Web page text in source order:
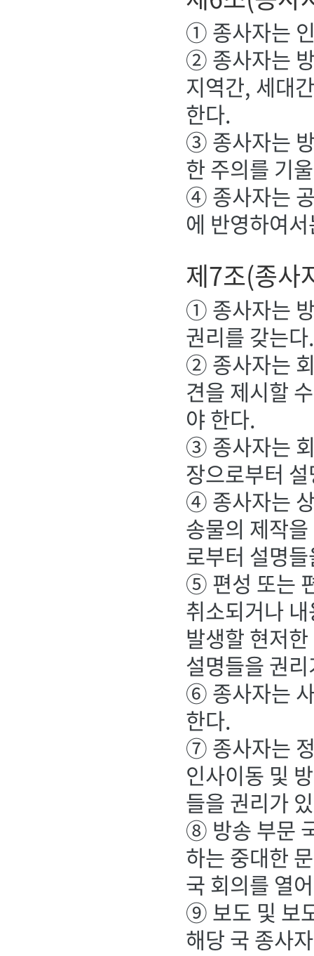
① 종사자는
② 종사자는
지역간, 세대
한다.
③ 종사자는
한 주의를 기
④ 종사자는
에 반영하여
제7조(종사
① 종사자는
권리를 갖는다.
② 종사자는
견을 제시할
야 한다.
③ 종사자는
장으로부터
④ 종사자는
송물의 제작
로부터 설명
⑤ 편성 또는
취소되거나
발생할 현저
설명들을 권
⑥ 종사자는
한다.
⑦ 종사자는
인사이동 및
들을 권리가
⑧ 방송 부문
하는 중대한
국 회의를 열
⑨ 보도 및 보
해당 국 종사